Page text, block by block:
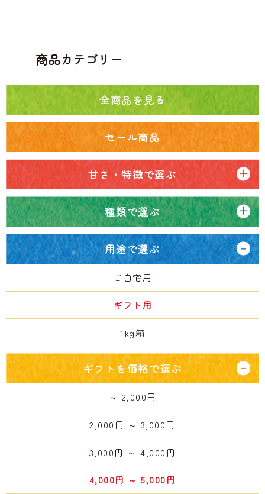
商品カテゴリー
全商品を見る
セール商品
甘さ・特徴で選ぶ
種類で選ぶ
用途で選ぶ
ご自宅用
ギフト用
1kg箱
ギフトを価格で選ぶ
～ 2,000円
2,000円 ～ 3,000円
3,000円 ～ 4,000円
4,000円 ～ 5,000円